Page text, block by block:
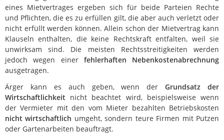
eines Mietvertrages ergeben sich für beide Parteien Rechte
und Pflichten, die es zu erfüllen gilt, die aber auch verletzt oder
nicht erfüllt werden können. Allein schon der Mietvertrag kann
Klauseln enthalten, die keine Rechtskraft entfalten, weil sie
unwirksam sind. Die meisten Rechtsstreitigkeiten werden
jedoch wegen einer fehlerhaften Nebenkostenabrechnung
ausgetragen.
Ärger kann es auch geben, wenn derGrundsatz der
Wirtschaftlichkeit nicht beachtet wird, beispielsweise wenn
der Vermieter mit den vom Mieter bezahlten Betriebskosten
nicht wirtschaftlich umgeht, sondern teure Firmen mit Putzen
oder Gartenarbeiten beauftragt.